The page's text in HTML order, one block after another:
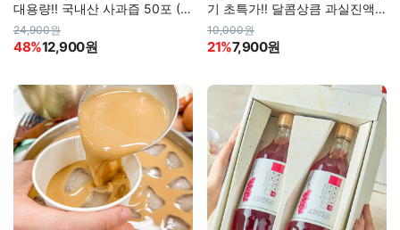
대용량!! 국내산 사과즙 50포 (1
00포 구매시 5포 증정)
24,900원
48%12,900원
기 초특가!! 달콤상큼 과실진액 1
500ml (매실,오미자,복분자,석
류,유자)
10,000원
21%7,900원